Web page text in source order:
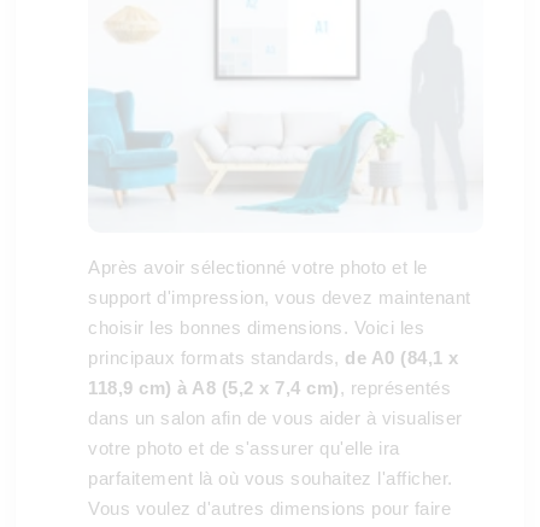
Après avoir sélectionné votre photo et le
support d'impression, vous devez maintenant
choisir les bonnes dimensions. Voici les
principaux formats standards, de A0 (84,1 x
118,9 cm) à A8 (5,2 x 7,4 cm), représentés
dans un salon afin de vous aider à visualiser
votre photo et de s'assurer qu'elle ira
parfaitement là où vous souhaitez l'afficher.
Vous voulez d'autres dimensions pour faire